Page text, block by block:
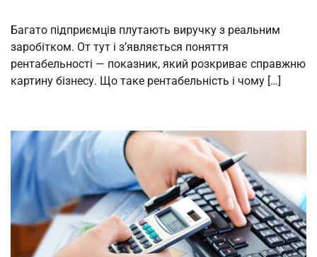
Багато підприємців плутають виручку з реальним
заробітком. От тут і з’являється поняття
рентабельності — показник, який розкриває справжню
картину бізнесу. Що таке рентабельність і чому […]